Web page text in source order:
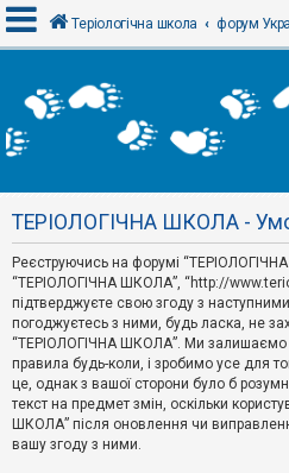
х
і
Р
є
с
т
р
а
ц
я
Т
Теріологічна школа форум
ТЕРІОЛОГІЧНА ШКОЛА -
Реєструючись на форумі
“ТЕРІОЛОГІЧНА ШКОЛА”, “http://
підтверджуєте свою згоду з
погоджуєтесь з ними, будь ласка, не
“ТЕРІОЛОГІЧНА ШКОЛА”. Ми залишаємо
правила будь-коли, і зробимо усе для
це, однак з вашої сторони було б
текст на предмет змін, оскільки
ШКОЛА” після оновлення чи
вашу згоду з ними.